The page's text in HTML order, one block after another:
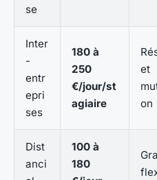
se
Inter
-
entr
epri
ses
180 à
250
€/jour/st
agiaire
et
on
Dist
anci
100 à
180